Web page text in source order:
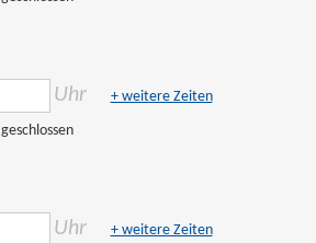
Uhr + weitere Zeiten
geschlossen
Uhr + weitere Zeiten